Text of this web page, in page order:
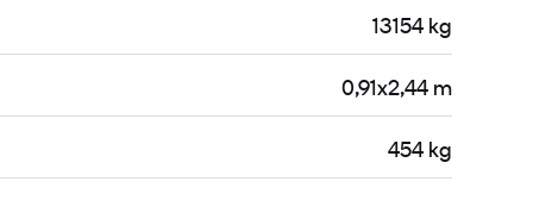
13154 kg
0,91x2,44 m
454 kg